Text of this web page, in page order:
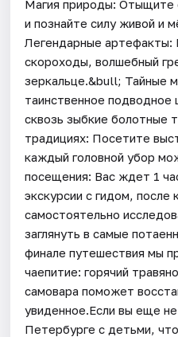
Магия природы: Отыщите
и познайте силу живой и
Легендарные артефакты:
скороходы, волшебный
зеркальце.&bull; Тайные
таинственное подводное
сквозь зыбкие болотные
традициях: Посетите
каждый головной убор
посещения: Вас ждет 1
экскурсии с гидом,
самостоятельно
заглянуть в самые
финале путешествия мы
чаепитие: горячий
самовара поможет
увиденное.Если вы еще
Петербурге с детьми,